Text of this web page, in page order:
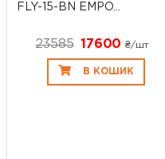
FLY-15-BN EMPO...
23585 17600₴/шт
В КОШИК